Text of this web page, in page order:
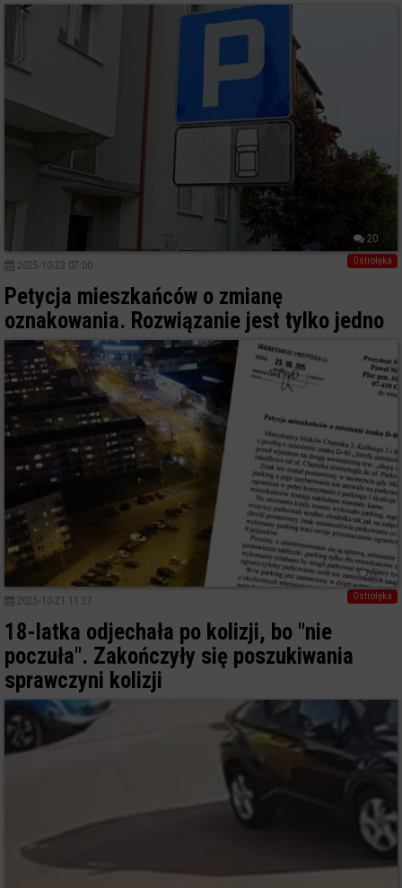
20
Ostrołęka
2025-10-23 07:00
Petycja mieszkańców o zmianę
oznakowania. Rozwiązanie jest tylko jedno
0
Ostrołęka
2025-10-21 11:27
18-latka odjechała po kolizji, bo "nie
poczuła". Zakończyły się poszukiwania
sprawczyni kolizji